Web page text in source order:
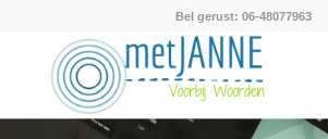
Bel gerust: 06-48077963